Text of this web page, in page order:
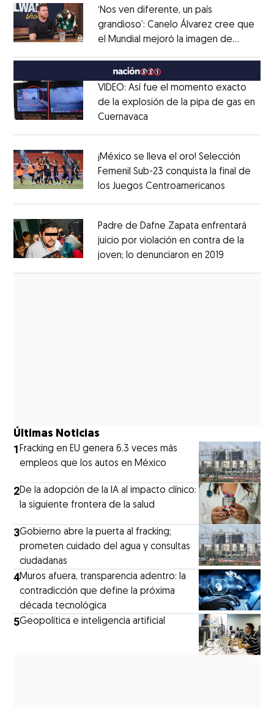
‘Nos ven diferente, un país
grandioso’: Canelo Álvarez cree que
el Mundial mejoró la imagen de
MéxicoOpens in new window
VIDEO: Así fue el momento exacto
de la explosión de la pipa de gas en
Cuernavaca
¡México se lleva el oro! Selección
Femenil Sub-23 conquista la final de
los Juegos Centroamericanos
Padre de Dafne Zapata enfrentará
juicio por violación en contra de la
joven; lo denunciaron en 2019
Últimas Noticias
1Fracking en EU genera 6.3 veces más
empleos que los autos en México
2De la adopción de la IA al impacto clínico:
la siguiente frontera de la salud
3Gobierno abre la puerta al fracking;
prometen cuidado del agua y consultas
ciudadanas
4Muros afuera, transparencia adentro: la
contradicción que define la próxima
década tecnológica
5Geopolítica e inteligencia artificial